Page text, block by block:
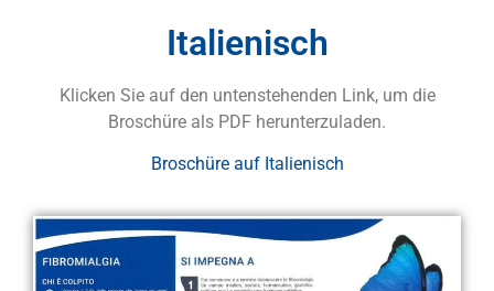
Italienisch
Klicken Sie auf den untenstehenden Link, um die
Broschüre als PDF herunterzuladen.
Broschüre auf Italienisch